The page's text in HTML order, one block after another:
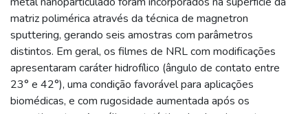
matriz polimérica através da técnica de magnetron
sputtering, gerando seis amostras com parâmetros
distintos. Em geral, os filmes de NRL com modificações
apresentaram caráter hidrofílico (ângulo de contato entre
23° e 42°), uma condição favorável para aplicações
biomédicas, e com rugosidade aumentada após os